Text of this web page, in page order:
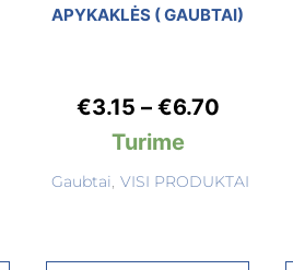
APYKAKLĖS ( GAUBTAI)
€3.15 – €6.70
Turime
Gaubtai, VISI PRODUKTAI